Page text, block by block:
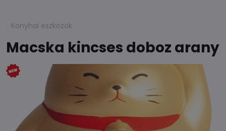
Konyhai eszközök
Macska kincses doboz arany